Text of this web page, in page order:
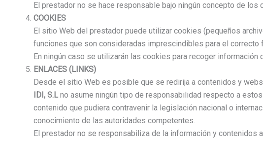
El prestador no se hace responsable bajo ningún concepto de
COOKIES
El sitio Web del prestador puede utilizar cookies (pequeños
funciones que son consideradas imprescindibles para el correcto
En ningún caso se utilizarán las cookies para recoger
ENLACES (LINKS)
Desde el sitio Web es posible que se redirija a contenidos y
IDI, S.Lno asume ningún tipo de responsabilidad respecto a
contenido que pudiera contravenir la legislación nacional o
conocimiento de las autoridades competentes.
El prestador no se responsabiliza de la información y contenidos